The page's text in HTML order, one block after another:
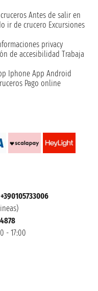
Antes de salir en
ir de crucero Excursiones
privacy
de accesibilidad Trabaja
Iphone App Android
Pago online
- 17:00